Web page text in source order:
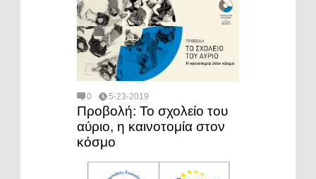
0 5-23-2019
Προβολή: Το σχολείο του
αύριο, η καινοτομία στον
κόσμο